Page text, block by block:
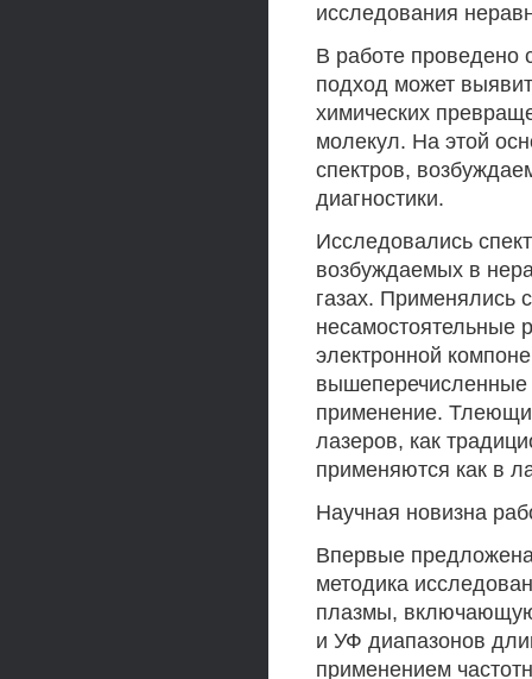
исследования
В работе проведено
подход может
химических
молекул. На этой
спектров,
диагностики.
Исследовались
возбуждаемых в
газах. Применялись
несамостоятельные
электронной
вышеперечисленные
применение.
лазеров, как
применяются как в
Научная новизна
Впервые
методика
плазмы, включающую
и УФ диапазонов
применением